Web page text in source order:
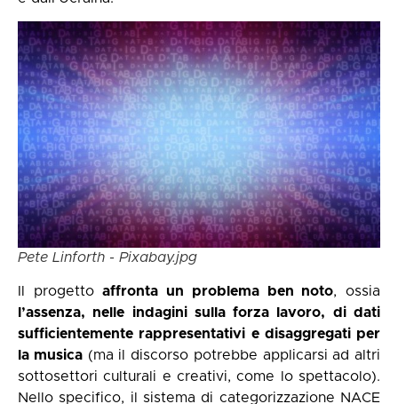
Pete Linforth - Pixabay.jpg
Il progettoaffronta un problema ben noto, ossia
l’assenza, nelle indagini sulla forza lavoro, di dati
sufficientemente rappresentativi e disaggregati per
la musica(ma il discorso potrebbe applicarsi ad altri
sottosettori culturali e creativi, come lo spettacolo).
Nello specifico, il sistema di categorizzazione NACE